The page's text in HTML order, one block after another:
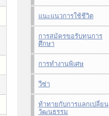
แนะแนวการใช้ชีวิต
การสมัครขอรับทุนการ
ศึกษา
การทำงานพิเศษ
วีซ่า
ท้าทายกับการแลกเปลี่ยน
วัฒนธรรม